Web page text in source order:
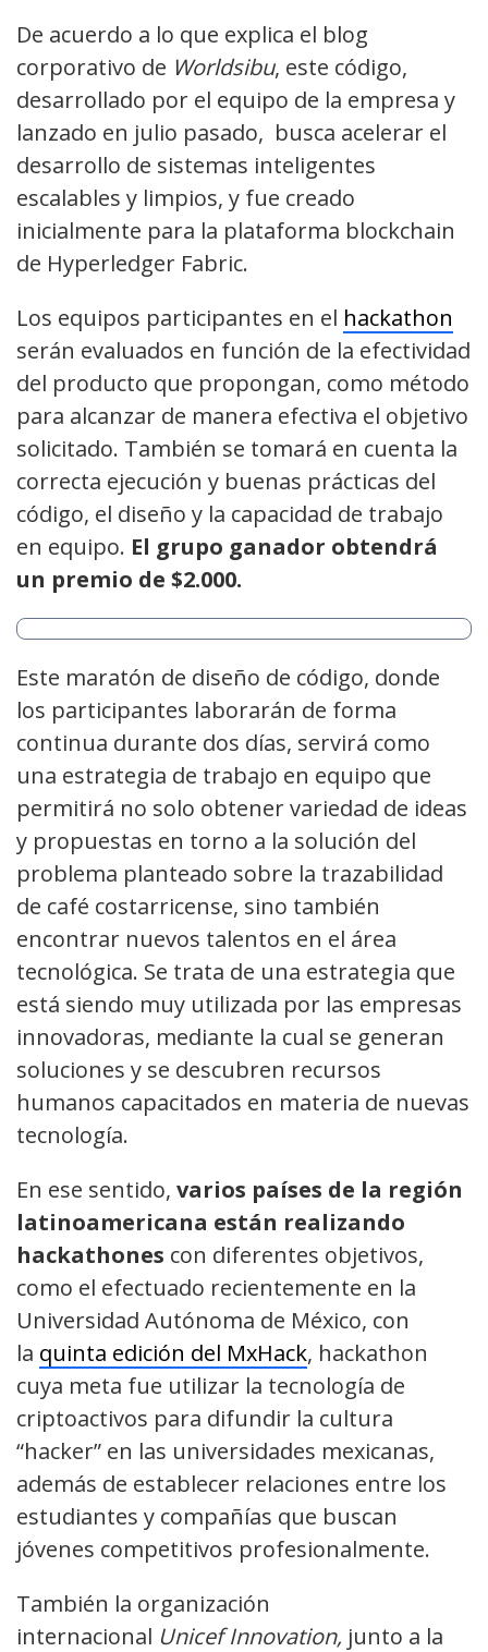
De acuerdo a lo que explica el blog
corporativo de Worldsibu, este código,
desarrollado por el equipo de la empresa y
lanzado en julio pasado, busca acelerar el
desarrollo de sistemas inteligentes
escalables y limpios, y fue creado
inicialmente para la plataforma blockchain
de Hyperledger Fabric.
Los equipos participantes en el hackathon
serán evaluados en función de la efectividad
del producto que propongan, como método
para alcanzar de manera efectiva el objetivo
solicitado. También se tomará en cuenta la
correcta ejecución y buenas prácticas del
código, el diseño y la capacidad de trabajo
en equipo. El grupo ganador obtendrá
un premio de $2.000.
Este maratón de diseño de código, donde
los participantes laborarán de forma
continua durante dos días, servirá como
una estrategia de trabajo en equipo que
permitirá no solo obtener variedad de ideas
y propuestas en torno a la solución del
problema planteado sobre la trazabilidad
de café costarricense, sino también
encontrar nuevos talentos en el área
tecnológica. Se trata de una estrategia que
está siendo muy utilizada por las empresas
innovadoras, mediante la cual se generan
soluciones y se descubren recursos
humanos capacitados en materia de nuevas
tecnología.
En ese sentido, varios países de la región
latinoamericana están realizando
hackathones con diferentes objetivos,
como el efectuado recientemente en la
Universidad Autónoma de México, con
la quinta edición del MxHack, hackathon
cuya meta fue utilizar la tecnología de
criptoactivos para difundir la cultura
“hacker” en las universidades mexicanas,
además de establecer relaciones entre los
estudiantes y compañías que buscan
jóvenes competitivos profesionalmente.
También la organización
internacional Unicef Innovation, junto a la